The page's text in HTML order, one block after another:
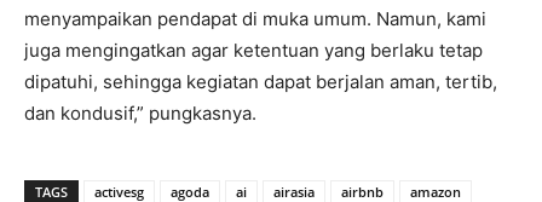
menyampaikan pendapat di muka umum. Namun, kami
juga mengingatkan agar ketentuan yang berlaku tetap
dipatuhi, sehingga kegiatan dapat berjalan aman, tertib,
dan kondusif,” pungkasnya.
TAGS activesg agoda ai airasia airbnb
amazon